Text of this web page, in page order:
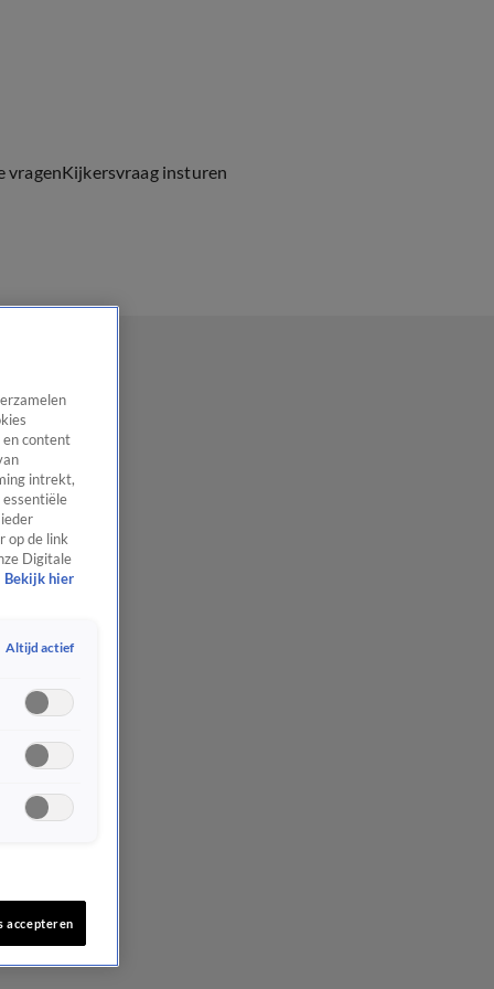
vragenKijkersvraag insturen
en content
intrekt,
op de link
Digitale
Bekijk hier
Altijd actief
accepteren